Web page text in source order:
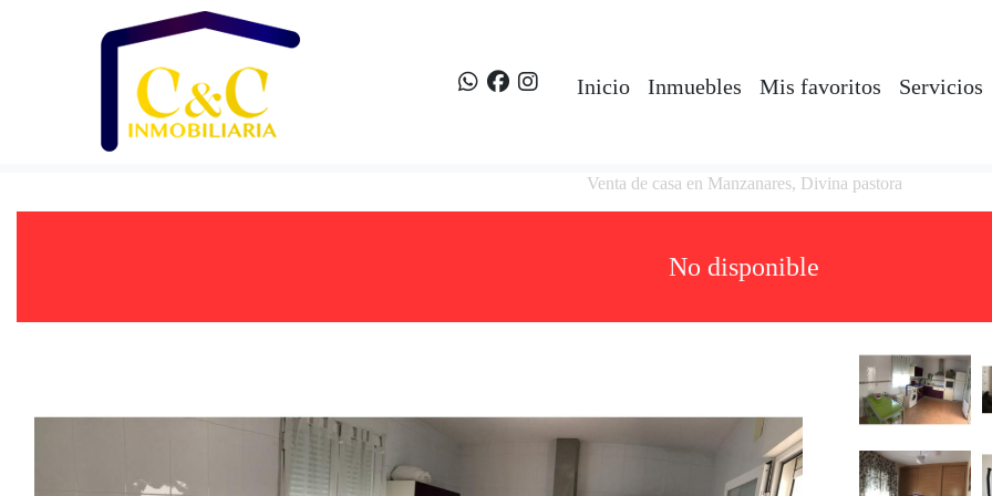
Inicio Inmuebles Mis favoritos Servicios
Venta de casa en Manzanares, Divina pastora
No disponible